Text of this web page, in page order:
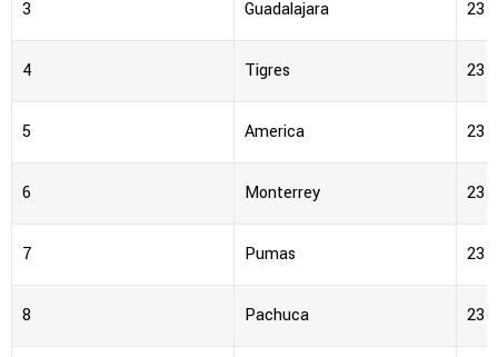
3 Guadalajara 23
4 Tigres 23
5 America 23
6 Monterrey 23
7 Pumas 23
8 Pachuca 23